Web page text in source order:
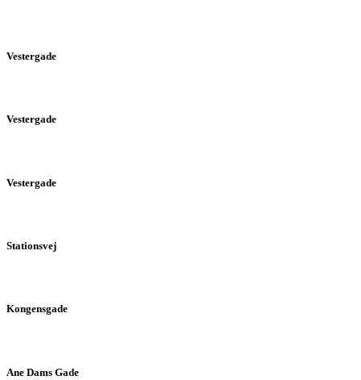
Vestergade
Vestergade
Vestergade
Stationsvej
Kongensgade
Ane Dams Gade